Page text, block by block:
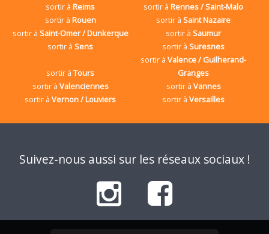
sortir àReims sortir àRennes / Saint-Malo
sortir à Rouen sortir àSaint Nazaire
sortir à Saint-Omer / Dunkerque sortir àSaumur
sortir àSens sortir àSuresnes
sortir àTours
sortir àValence / Guilherand-
Granges
sortir à Valenciennes sortir à Vannes
sortir àVernon / Louviers sortir àVersailles
Suivez-nous aussi sur les réseaux sociaux !